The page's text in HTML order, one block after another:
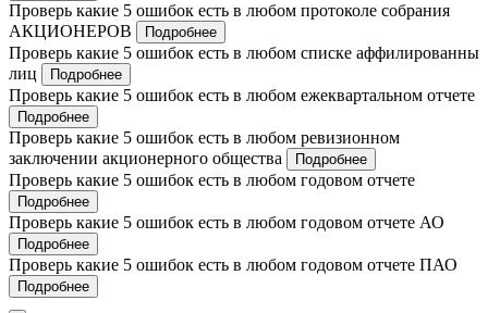
Проверь какие 5 ошибок есть в любом протоколе собрания
АКЦИОНЕРОВ
Подробнее
Проверь какие 5 ошибок есть в любом списке аффилированны
лиц
Подробнее
Проверь какие 5 ошибок есть в любом ежеквартальном отчете
Подробнее
Проверь какие 5 ошибок есть в любом ревизионном
заключении акционерного общества
Подробнее
Проверь какие 5 ошибок есть в любом годовом отчете
Подробнее
Проверь какие 5 ошибок есть в любом годовом отчете АО
Подробнее
Проверь какие 5 ошибок есть в любом годовом отчете ПАО
Подробнее